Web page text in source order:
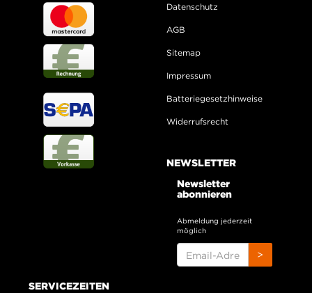
Datenschutz
AGB
Sitemap
Impressum
Batteriegesetzhinweise
Widerrufsrecht
NEWSLETTER
Newsletter
abonnieren
Abmeldung jederzeit
möglich
ADRESSE
>
SERVICEZEITEN